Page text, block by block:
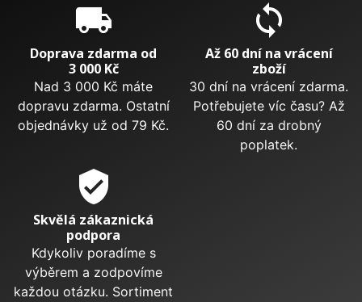
local_shipping
Doprava zdarma od
3 000 Kč
Nad 3 000 Kč máte
dopravu zdarma. Ostatní
objednávky už od 79 Kč.
sync
Až 60 dní na vrácení
zboží
30 dní na vrácení zdarma.
Potřebujete víc času? Až
60 dní za drobný
poplatek.
verified_user
Skvělá zákaznická
podpora
Kdykoliv poradíme s
výběrem a zodpovíme
každou otázku. Sortiment